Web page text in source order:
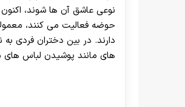
نوعی عاشق آن ها شوند،
حوضه فعالیت می کنند،
دارند. در بین دختران فردی
های مانند پوشیدن لباس